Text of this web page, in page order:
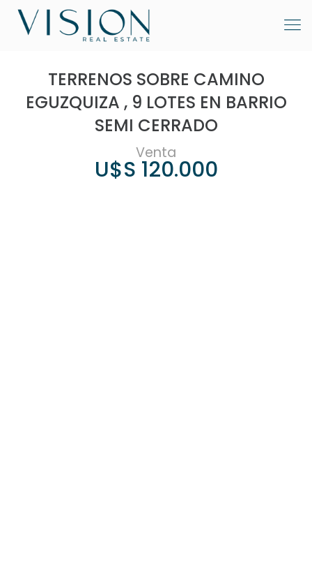
TERRENOS SOBRE CAMINO
EGUZQUIZA , 9 LOTES EN BARRIO
SEMI CERRADO
Venta
U$S 120.000